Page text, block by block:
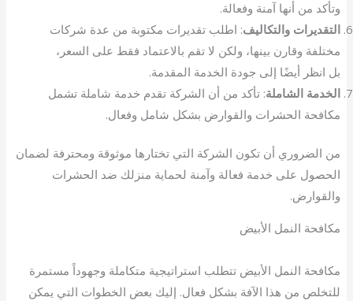
وتأكد من أنها آمنة وفعالة.
التقديرات والتكاليف: اطلب تقديرات مكتوبة من عدة شركات
مختلفة وقارن بينها، ولكن لا تقم بالاعتماد فقط على السعر،
بل انظر أيضًا إلى جودة الخدمة المقدمة.
الخدمة الشاملة: تأكد من أن الشركة تقدم خدمة شاملة تشمل
مكافحة الحشرات والقوارض بشكل شامل وفعال.
من الضروري أن تكون الشركة التي تختارها موثوقة ومحترفة لضمان
الحصول على خدمة فعالة وآمنة لحماية منزلك ضد الحشرات
والقوارض.
مكافحة النمل الأبيض
مكافحة النمل الأبيض تتطلب استراتيجية متكاملة وجهوداً مستمرة
للتخلص من هذا الآفة بشكل فعال. إليك بعض الخطوات التي يمكن